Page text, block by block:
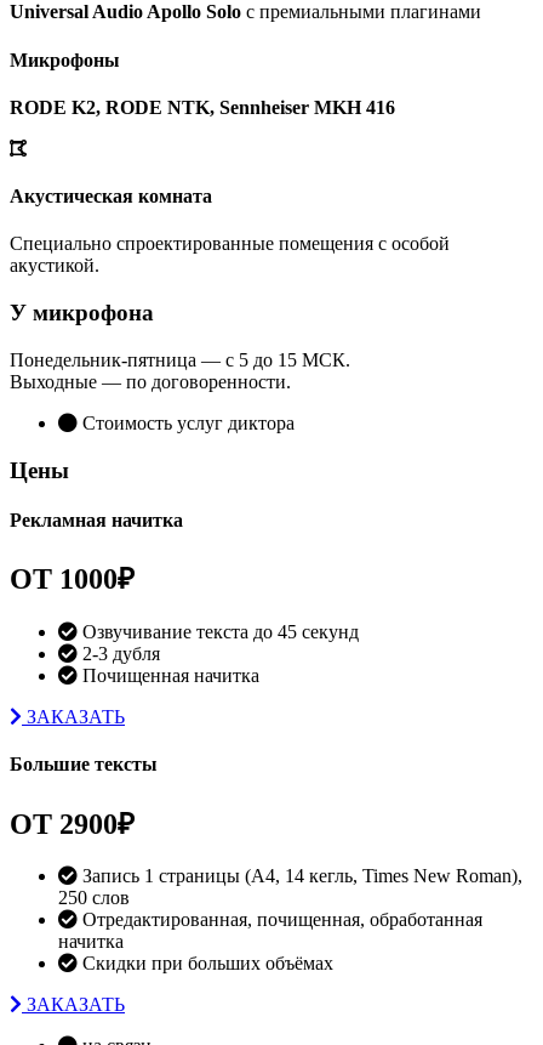
Universal Audio Apollo Solo с премиальными плагинами
Микрофоны
RODE K2, RODE NTK, Sennheiser MKH 416
Акустическая комната
Специально спроектированные помещения с особой
акустикой.
У микрофона
Понедельник-пятница — с 5 до 15 МСК.
Выходные — по договоренности.
Стоимость услуг диктора
Цены
Рекламная начитка
ОТ 1000₽
Озвучивание текста до 45 секунд
2-3 дубля
Почищенная начитка
ЗАКАЗАТЬ
Большие тексты
ОТ 2900₽
Запись 1 страницы (А4, 14 кегль, Times New Roman),
250 слов
Отредактированная, почищенная, обработанная
начитка
Скидки при больших объёмах
ЗАКАЗАТЬ